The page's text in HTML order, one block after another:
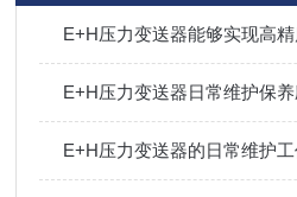
E+H压力变送器能够实现高
E+H压力变送器日常维护保
E+H压力变送器的日常维护